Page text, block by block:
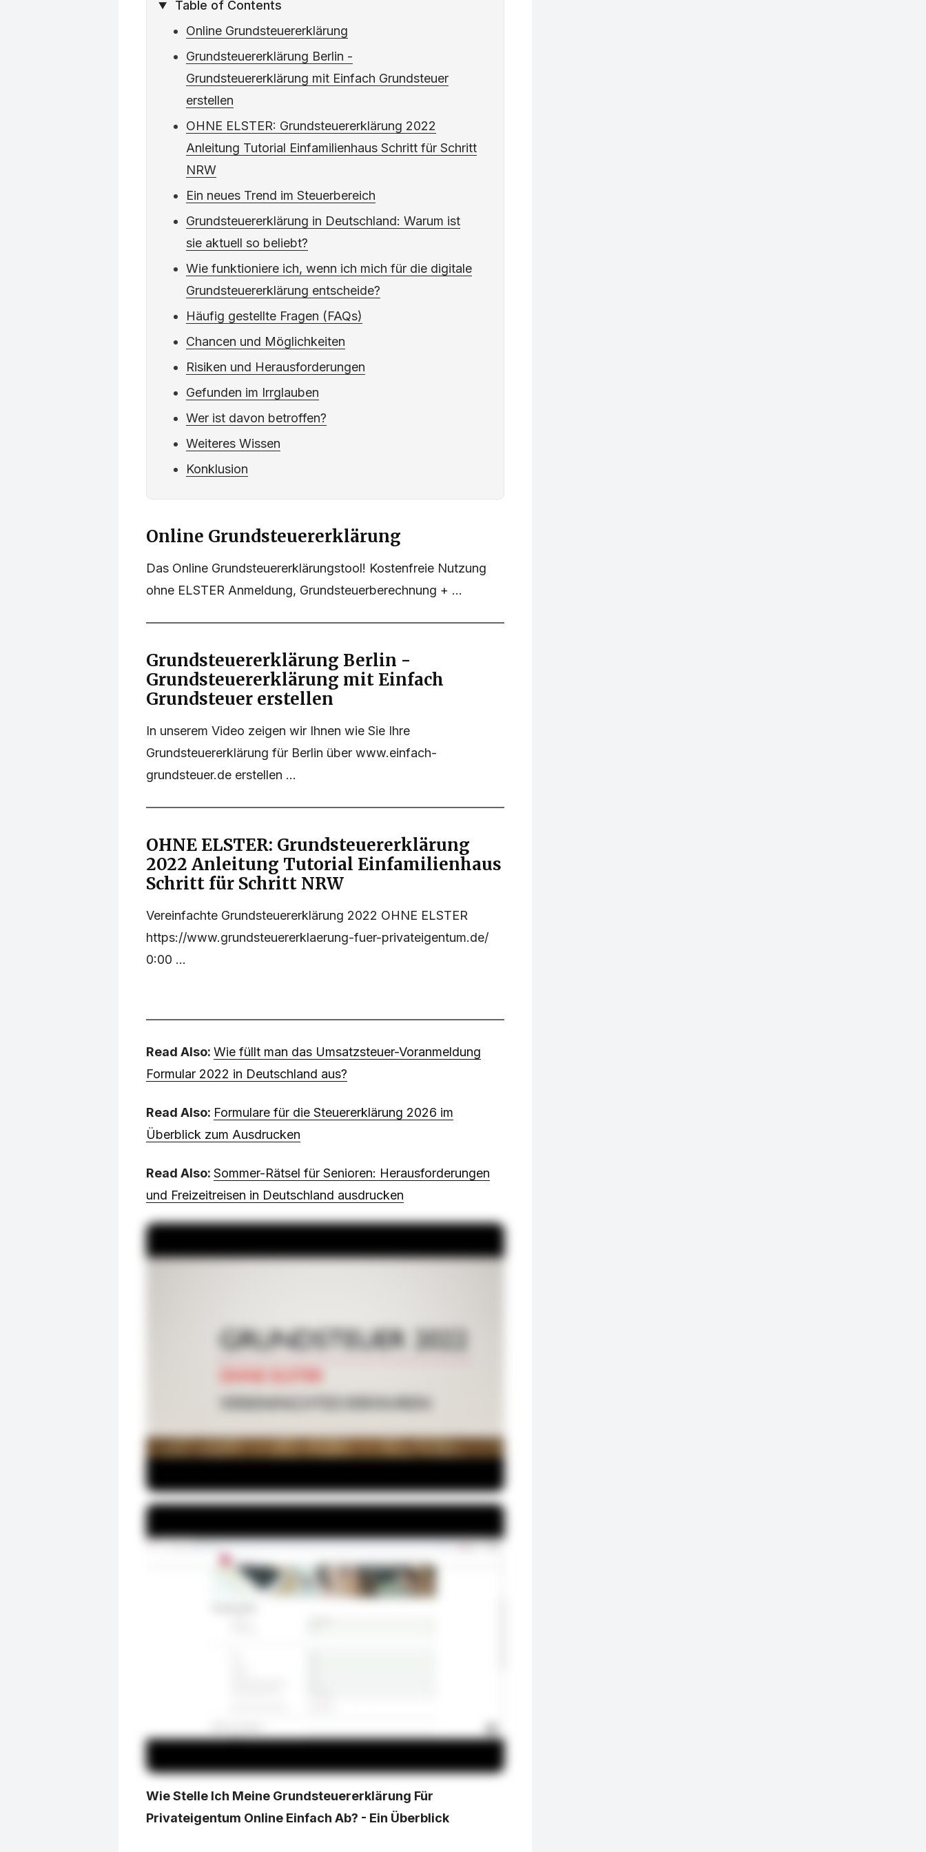
Table of Contents
Online Grundsteuererklärung
Grundsteuererklärung Berlin -
Grundsteuererklärung mit Einfach Grundsteuer
erstellen
OHNE ELSTER: Grundsteuererklärung 2022
Anleitung Tutorial Einfamilienhaus Schritt für Schritt
NRW
Ein neues Trend im Steuerbereich
Grundsteuererklärung in Deutschland: Warum ist
sie aktuell so beliebt?
Wie funktioniere ich, wenn ich mich für die digitale
Grundsteuererklärung entscheide?
Häufig gestellte Fragen (FAQs)
Chancen und Möglichkeiten
Risiken und Herausforderungen
Gefunden im Irrglauben
Wer ist davon betroffen?
Weiteres Wissen
Konklusion
Online Grundsteuererklärung
Das Online Grundsteuererklärungstool! Kostenfreie Nutzung
ohne ELSTER Anmeldung, Grundsteuerberechnung + ...
Grundsteuererklärung Berlin -
Grundsteuererklärung mit Einfach
Grundsteuer erstellen
In unserem Video zeigen wir Ihnen wie Sie Ihre
Grundsteuererklärung für Berlin über www.einfach-
grundsteuer.de erstellen ...
OHNE ELSTER: Grundsteuererklärung
2022 Anleitung Tutorial Einfamilienhaus
Schritt für Schritt NRW
Vereinfachte Grundsteuererklärung 2022 OHNE ELSTER
https://www.grundsteuererklaerung-fuer-privateigentum.de/
0:00 ...
Read Also: Wie füllt man das Umsatzsteuer-Voranmeldung
Formular 2022 in Deutschland aus?
Read Also: Formulare für die Steuererklärung 2026 im
Überblick zum Ausdrucken
Read Also: Sommer-Rätsel für Senioren: Herausforderungen
und Freizeitreisen in Deutschland ausdrucken
Wie Stelle Ich Meine Grundsteuererklärung Für
Privateigentum Online Einfach Ab? - Ein Überblick